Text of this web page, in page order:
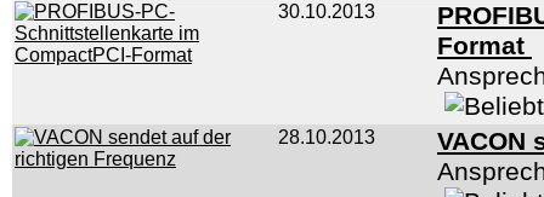
30.10.2013
Format
28.10.2013
VACON